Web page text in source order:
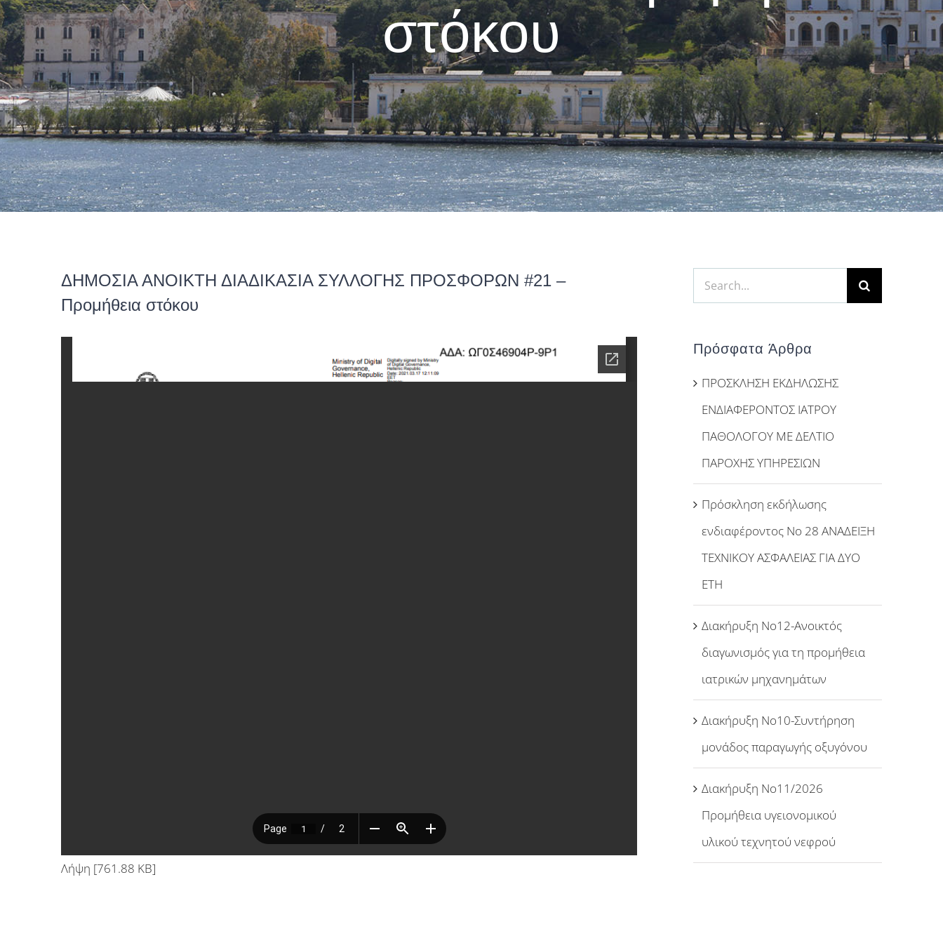
στόκου
ΔΗΜΟΣΙΑ ΑΝΟΙΚΤΗ ΔΙΑΔΙΚΑΣΙΑ ΣΥΛΛΟΓΗΣ ΠΡΟΣΦΟΡΩΝ #21 –
Προμήθεια στόκου
Λήψη [761.88 KB]
Search
for:
Πρόσφατα Άρθρα
ΠΡΟΣΚΛΗΣΗ ΕΚΔΗΛΩΣΗΣ
ΕΝΔΙΑΦΕΡΟΝΤΟΣ ΙΑΤΡΟΥ
ΠΑΘΟΛΟΓΟΥ ΜΕ ΔΕΛΤΙΟ
ΠΑΡΟΧΗΣ ΥΠΗΡΕΣΙΩΝ
Πρόσκληση εκδήλωσης
ενδιαφέροντος Νο 28 ΑΝΑΔΕΙΞΗ
ΤΕΧΝΙΚΟΥ ΑΣΦΑΛΕΙΑΣ ΓΙΑ ΔΥΟ
ΕΤΗ
Διακήρυξη Νο12-Ανοικτός
διαγωνισμός για τη προμήθεια
ιατρικών μηχανημάτων
Διακήρυξη Νο10-Συντήρηση
μονάδος παραγωγής οξυγόνου
Διακήρυξη Νο11/2026
Προμήθεια υγειονομικού
υλικού τεχνητού νεφρού